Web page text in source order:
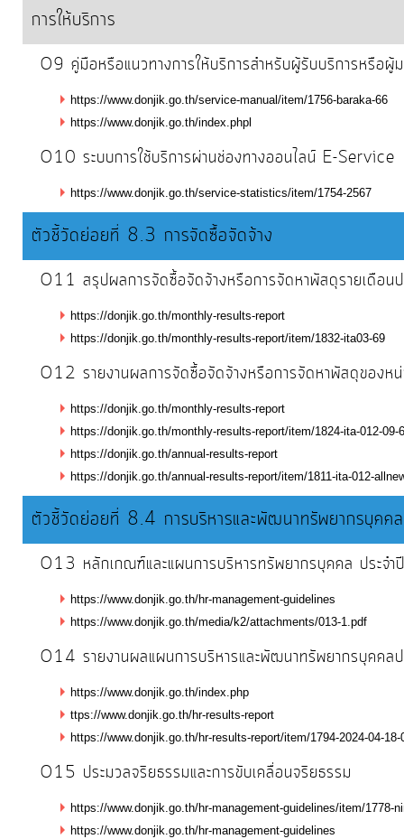
ดำเนิน
การ
เพื่อ
ป้องกัน
มาตรการ
ภายใน
ป้องกัน
การ
ส่ง
ความ
โปร่งใส
ท้อง
ถิ่น
ของ
ข้อมูล
ติดต่อ
การให้บริการ
O9 คู่มือหรือแนวทางการให้บริการสำหรับผู้รับบริการหรือผู้
https://www.donjik.go.th/service-manual/item/1756-baraka-66
https://www.donjik.go.th/index.phpl
O10 ระบบการใช้บริการผ่านช่องทางออนไลน์ E-Service
https://www.donjik.go.th/service-statistics/item/1754-2567
ตัวชี้วัดย่อยที่ 8.3 การจัดซื้อจัดจ้าง
O11 สรุปผลการจัดซื้อจัดจ้างหรือการจัดหาพัสดุรายเดื
https://donjik.go.th/monthly-results-report
https://donjik.go.th/monthly-results-report/item/1832-ita03-69
O12 รายงานผลการจัดซื้อจัดจ้างหรือการจัดหาพัสดุของ
https://donjik.go.th/monthly-results-report
https://donjik.go.th/monthly-results-report/item/1824-ita-012-09-
https://donjik.go.th/annual-results-report
https://donjik.go.th/annual-results-report/item/1811-ita-012-
ตัวชี้วัดย่อยที่ 8.4 การบริหารและพัฒนาทรัพยากรบุคคล
O13 หลักเกณฑ์และแผนการบริหารทรัพยากรบุคคล ประ
https://www.donjik.go.th/hr-management-guidelines
https://www.donjik.go.th/media/k2/attachments/013-1.pdf
O14 รายงานผลแผนการบริหารและพัฒนาทรัพยากรบุคค
https://www.donjik.go.th/index.php
ttps://www.donjik.go.th/hr-results-report
https://www.donjik.go.th/hr-results-report/item/1794-2024-04-18-
O15 ประมวลจริยธรรมและการขับเคลื่อนจริยธรรม
https://www.donjik.go.th/hr-management-guidelines/item/1778-
https://www.donjik.go.th/hr-management-guidelines